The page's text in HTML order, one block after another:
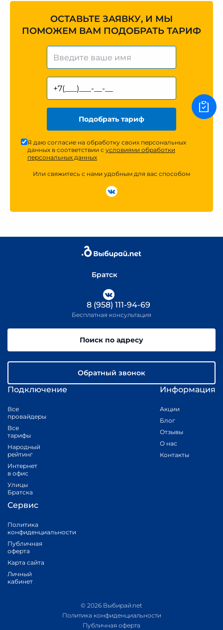
ОСТАВЬТЕ ЗАЯВКУ, И МЫ
ПОМОЖЕМ ВАМ ПОДОБРАТЬ ТАРИФ
Подобрать тариф
Я даю согласие на обработку своих персональных
данных в соответствии с условиями обработки
персональных данных
Или свяжитесь с нами удобным для вас способом
Братск
Подключение
Все
провайдеры
Все
тарифы
Народный
рейтинг
Интернет
в офис
Улицы
Братска
Информация
Акции
Блог
Отзывы
О нас
Контакты
Сервис
Политика
конфиденциальности
Публичная
оферта
Карта сайта
Личный
кабинет
8 (958) 111-94-69
Бесплатная консультация
Поиск по адресу
Обратный звонок
© 2026 Выбирай.net
Политика конфиденциальности
Публичная оферта